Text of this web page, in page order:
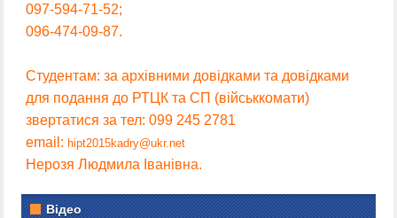
097-594-71-52;
096-474-09-87.
Студентам: за архівними довідками та довідками
для подання до РТЦК та СП (військкомати)
звертатися за тел: 099 245 2781
email:hipt2015kadry@ukr.net
Нерозя Людмила Іванівна.
Відео